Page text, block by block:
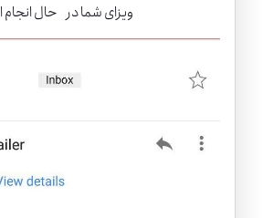
ویزای شما در حال